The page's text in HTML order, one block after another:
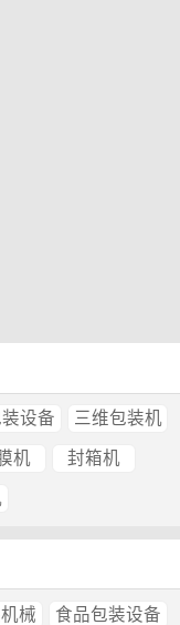
设备 三维包装机
机 封箱机
械 食品包装设备